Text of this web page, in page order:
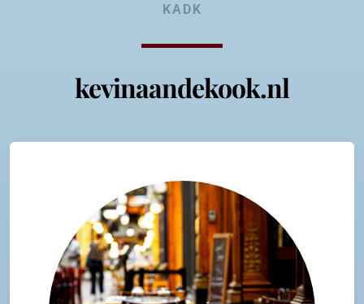
KADK
kevinaandekook.nl